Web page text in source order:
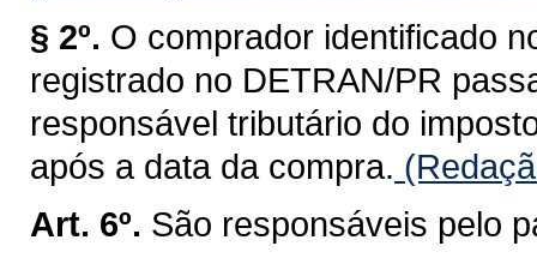
§ 2º. O comprador identificado
registrado no DETRAN/PR
responsável tributário do
após a data da compra.
Art. 6º. São responsáveis pelo